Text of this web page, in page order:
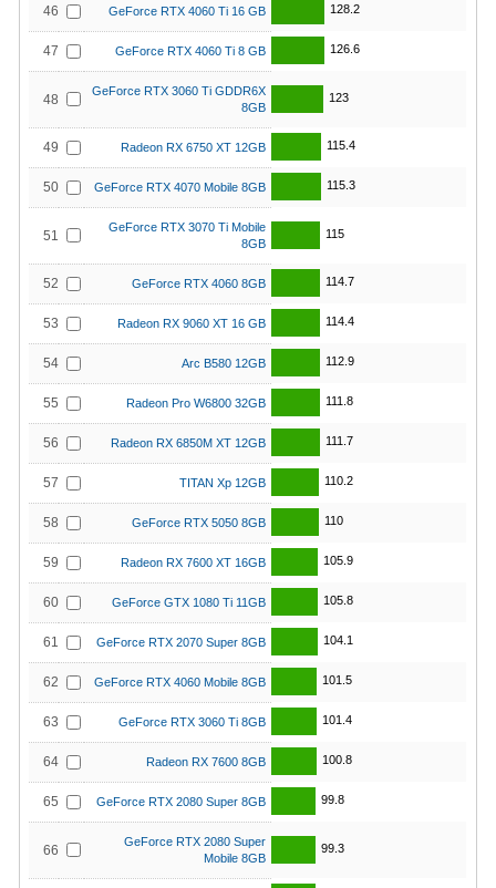
46 GeForce RTX 4060 Ti 16 GB 128.2
47 GeForce RTX 4060 Ti 8 GB 126.6
48
GeForce RTX 3060 Ti GDDR6X
8GB
123
49 Radeon RX 6750 XT 12GB 115.4
50 GeForce RTX 4070 Mobile 8GB 115.3
51
GeForce RTX 3070 Ti Mobile
8GB
115
52 GeForce RTX 4060 8GB 114.7
53 Radeon RX 9060 XT 16 GB 114.4
54 Arc B580 12GB 112.9
55 Radeon Pro W6800 32GB 111.8
56 Radeon RX 6850M XT 12GB 111.7
57 TITAN Xp 12GB 110.2
58 GeForce RTX 5050 8GB 110
59 Radeon RX 7600 XT 16GB 105.9
60 GeForce GTX 1080 Ti 11GB 105.8
61 GeForce RTX 2070 Super 8GB 104.1
62 GeForce RTX 4060 Mobile 8GB 101.5
63 GeForce RTX 3060 Ti 8GB 101.4
64 Radeon RX 7600 8GB 100.8
65 GeForce RTX 2080 Super 8GB 99.8
66
GeForce RTX 2080 Super
Mobile 8GB
99.3